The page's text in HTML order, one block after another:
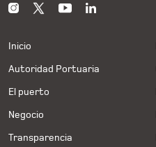
Inicio
Autoridad Portuaria
El puerto
Negocio
Transparencia